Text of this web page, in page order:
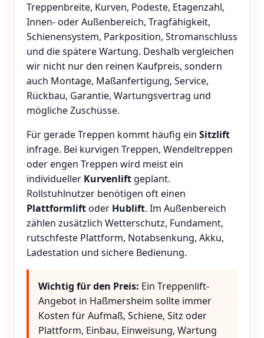
Treppenbreite, Kurven, Podeste, Etagenzahl,
Innen- oder Außenbereich, Tragfähigkeit,
Schienensystem, Parkposition, Stromanschluss
und die spätere Wartung. Deshalb vergleichen
wir nicht nur den reinen Kaufpreis, sondern
auch Montage, Maßanfertigung, Service,
Rückbau, Garantie, Wartungsvertrag und
mögliche Zuschüsse.
Für gerade Treppen kommt häufig ein Sitzlift
infrage. Bei kurvigen Treppen, Wendeltreppen
oder engen Treppen wird meist ein
individueller Kurvenlift geplant.
Rollstuhlnutzer benötigen oft einen
Plattformliftoder Hublift. Im Außenbereich
zählen zusätzlich Wetterschutz, Fundament,
rutschfeste Plattform, Notabsenkung, Akku,
Ladestation und sichere Bedienung.
Wichtig für den Preis: Ein Treppenlift-
Angebot in Haßmersheim sollte immer
Kosten für Aufmaß, Schiene, Sitz oder
Plattform, Einbau, Einweisung, Wartung